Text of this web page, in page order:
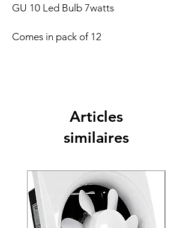
GU 10 Led Bulb 7watts
Comes in pack of 12
Articles
similaires